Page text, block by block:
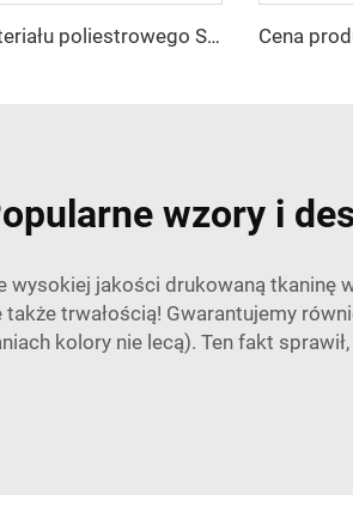
Popularna sprzedaż materiału poliestrowego SPH Barbara Silk jednobarwnie barwiony modny materiał na abaję dla kobiet
wzory i
wysokiej jakości drukowaną tkaninę
trwałością! Gwarantujemy
kolory nie lecą). Ten fakt